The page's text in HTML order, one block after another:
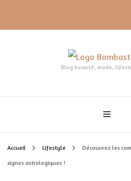
Blog beauté, mode,
Accueil Lifestyle Découvrez les
signes astrologiques !